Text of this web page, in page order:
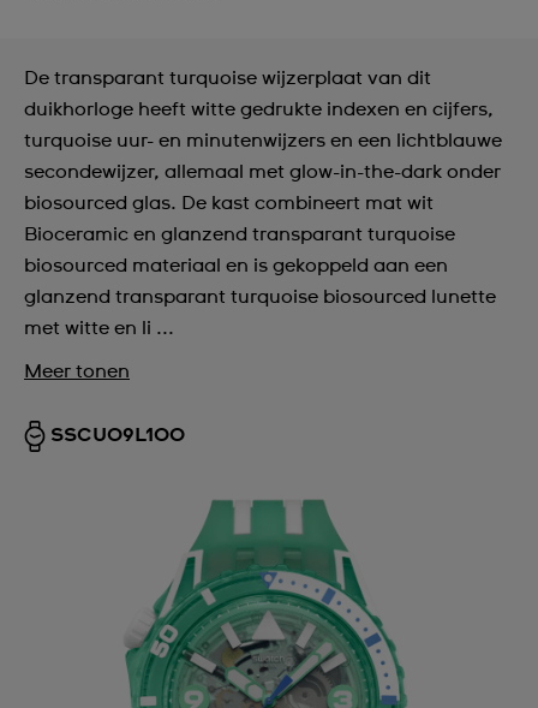
De transparant turquoise wijzerplaat van dit
duikhorloge heeft witte gedrukte indexen en cijfers,
turquoise uur- en minutenwijzers en een lichtblauwe
secondewijzer, allemaal met glow-in-the-dark onder
biosourced glas. De kast combineert mat wit
Bioceramic en glanzend transparant turquoise
biosourced materiaal en is gekoppeld aan een
glanzend transparant turquoise biosourced lunette
met witte en li ...
Meer tonen
SSCU09L100